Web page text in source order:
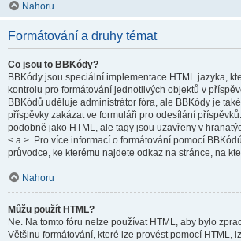
Nahoru
Formátování a druhy témat
Co jsou to BBKódy?
BBKódy jsou speciální implementace HTML jazyka,
kontrolu pro formátování jednotlivých objektů v
BBKódů uděluje administrátor fóra, ale BBKódy je
příspěvky zakázat ve formuláři pro odesílání
podobně jako HTML, ale tagy jsou uzavřeny v
< a >. Pro více informací o formátování pomocí
průvodce, ke kterému najdete odkaz na stránce, na
Nahoru
Můžu použít HTML?
Ne. Na tomto fóru nelze používat HTML, aby bylo
Většinu formátování, které lze provést pomocí HTML,